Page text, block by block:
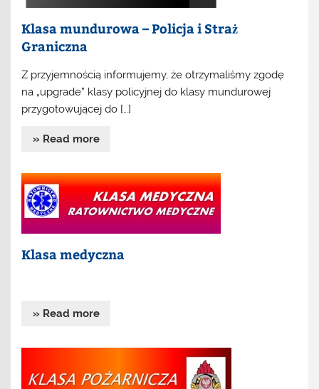
Klasa mundurowa – Policja i Straż
Graniczna
Z przyjemnością informujemy, że otrzymaliśmy zgodę
na „upgrade” klasy policyjnej do klasy mundurowej
przygotowującej do […]
» Read more
Klasa medyczna
» Read more